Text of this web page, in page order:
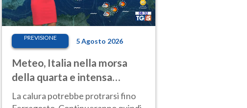
PREVISIONE 5 Agosto 2026
Meteo, Italia nella morsa
della quarta e intensa
ondata di caldo
La calura potrebbe protrarsi fino